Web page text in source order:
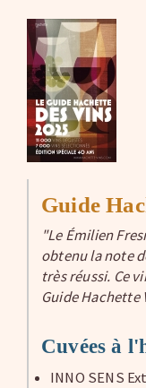
Guide
"Le Émilien
obtenu la note
très réussi. Ce
Guide Hachette
Cuvées à
INNO SENS